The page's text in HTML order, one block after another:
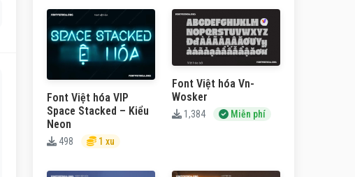
Font Việt hóa VIP
Space Stacked – Kiểu
Neon
498 1 xu
Font Việt hóa Vn-
Wosker
1,384 Miễn phí